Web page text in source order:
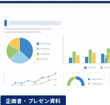
企画書・プレゼン資料